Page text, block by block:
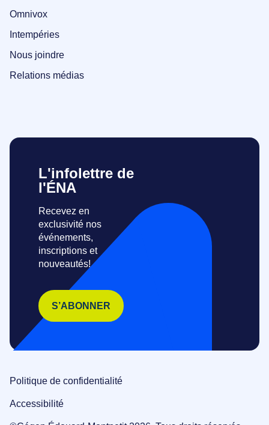
Omnivox
Intempéries
Nous joindre
Relations médias
L'infolettre de
l'ÉNA
Recevez en
exclusivité nos
événements,
inscriptions et
nouveautés!
S’ABONNER
Politique de confidentialité
Accessibilité